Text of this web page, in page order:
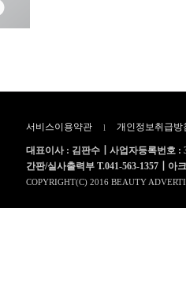
서비스이용약관 l 개인정보취급방
대표이사 : 김판수┃사업자등록번호 :
간판/실사출력부 T.041-563-1357┃아
COPYRIGHT(C) 2016 BEAUTY